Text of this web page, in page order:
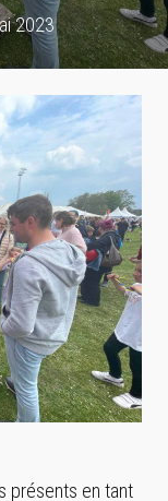
2023
présents en tant